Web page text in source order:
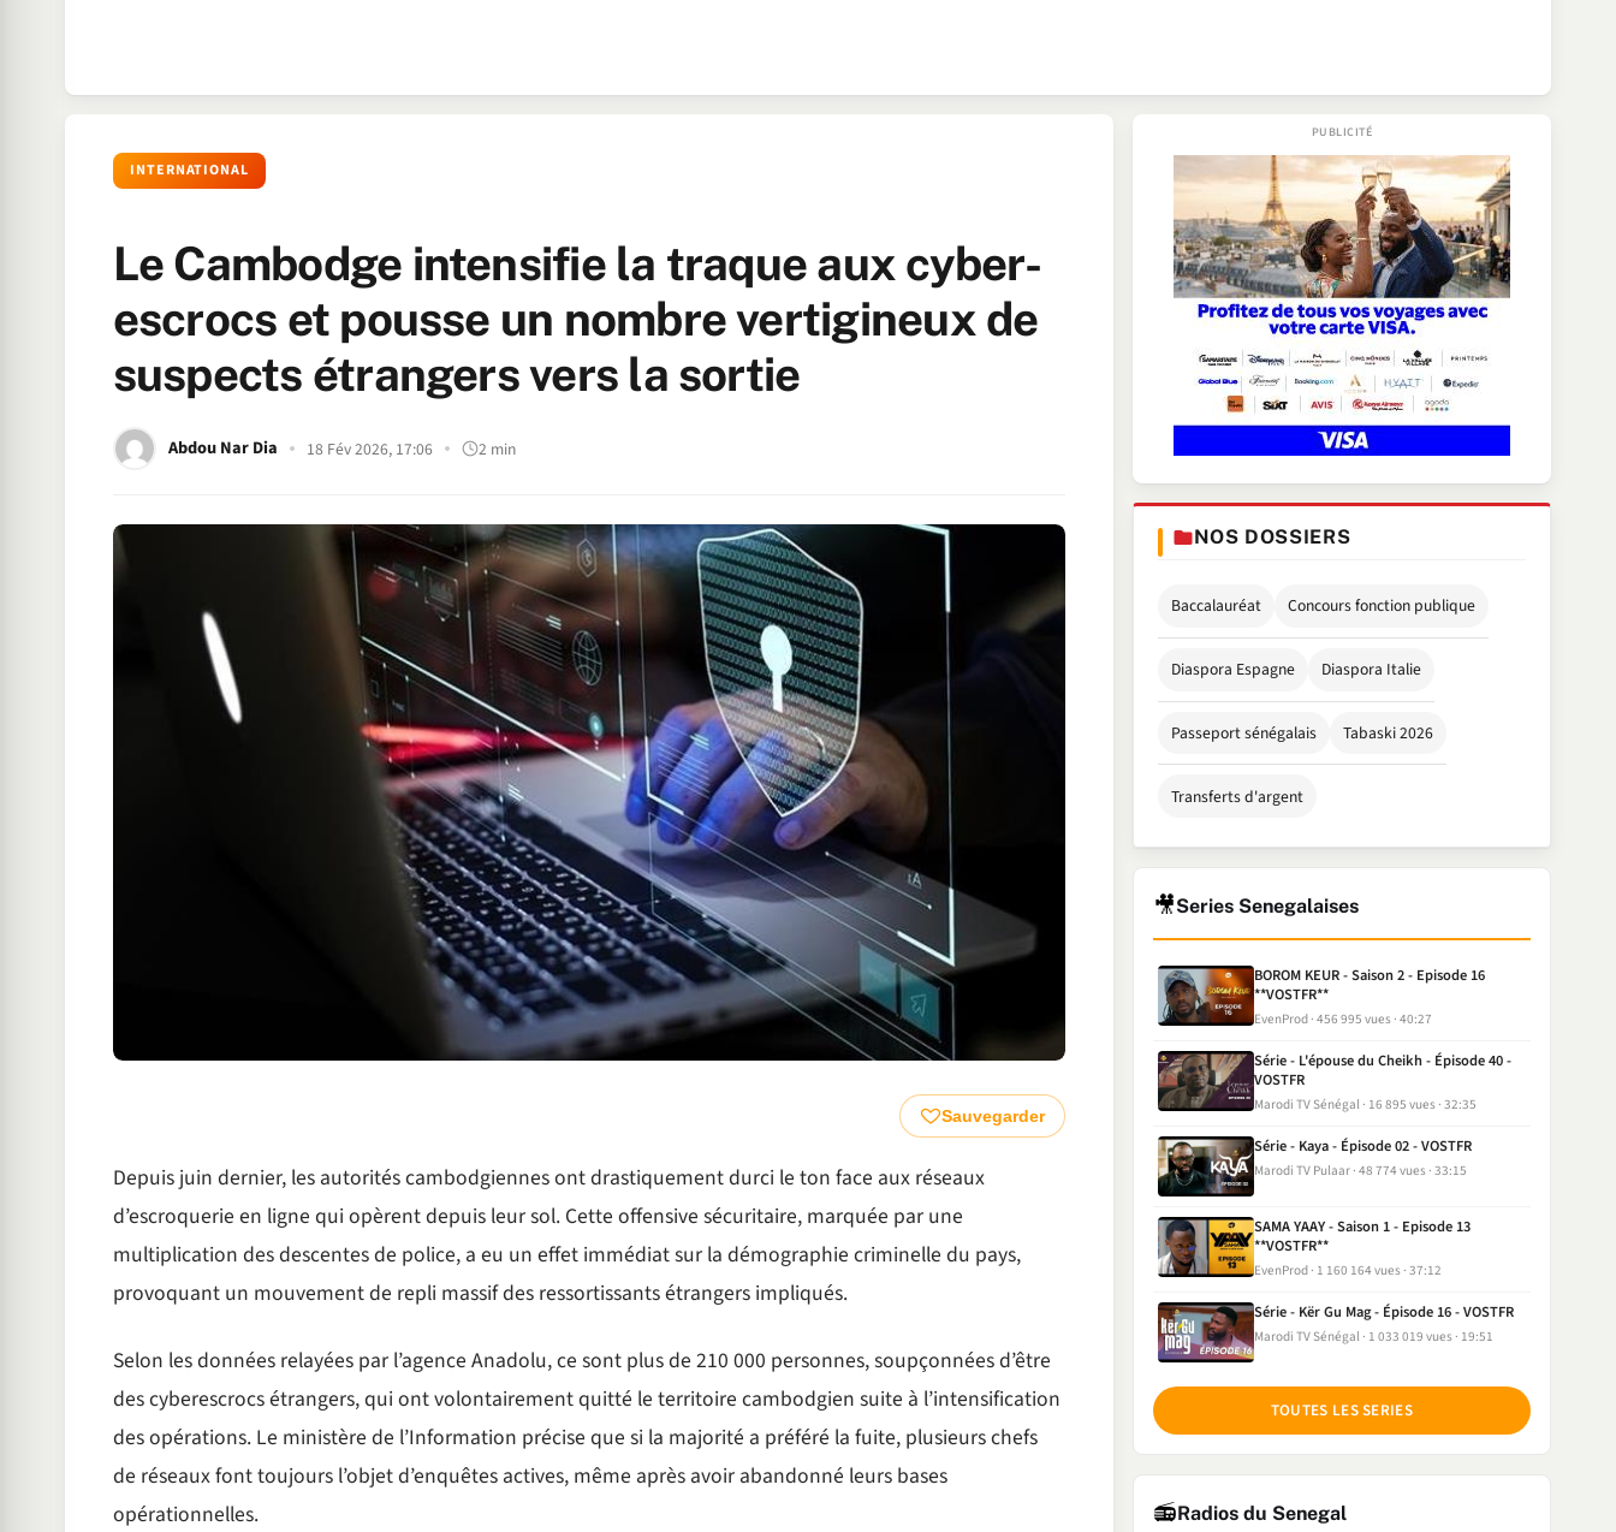
INTERNATIONAL
Le Cambodge intensifie la traque aux cyber-
escrocs et pousse un nombre vertigineux de
suspects étrangers vers la sortie
Abdou Nar Dia 18 Fév 2026, 17:06 2 min
Sauvegarder
Depuis juin dernier, les autorités cambodgiennes ont drastiquement durci le ton face aux réseaux
d’escroquerie en ligne qui opèrent depuis leur sol. Cette offensive sécuritaire, marquée par une
multiplication des descentes de police, a eu un effet immédiat sur la démographie criminelle du pays,
provoquant un mouvement de repli massif des ressortissants étrangers impliqués.
Selon les données relayées par l’agence Anadolu, ce sont plus de 210 000 personnes, soupçonnées d’être
des cyberescrocs étrangers, qui ont volontairement quitté le territoire cambodgien suite à l’intensification
des opérations. Le ministère de l’Information précise que si la majorité a préféré la fuite, plusieurs chefs
de réseaux font toujours l’objet d’enquêtes actives, même après avoir abandonné leurs bases
opérationnelles.
NOS DOSSIERS
Baccalauréat Concours fonction publique
Diaspora Espagne Diaspora Italie
Passeport sénégalais Tabaski 2026
Transferts d'argent
🎥Series Senegalaises
BOROM KEUR - Saison 2 - Episode 16
**VOSTFR**
EvenProd 456 995 vues 40:27
Série - L'épouse du Cheikh - Épisode 40 -
VOSTFR
Marodi TV Sénégal 16 895 vues 32:35
Série - Kaya - Épisode 02 - VOSTFR
Marodi TV Pulaar 48 774 vues 33:15
SAMA YAAY - Saison 1 - Episode 13
**VOSTFR**
EvenProd 1 160 164 vues 37:12
Série - Kër Gu Mag - Épisode 16 - VOSTFR
Marodi TV Sénégal 1 033 019 vues 19:51
TOUTES LES SERIES
📻Radios du Senegal